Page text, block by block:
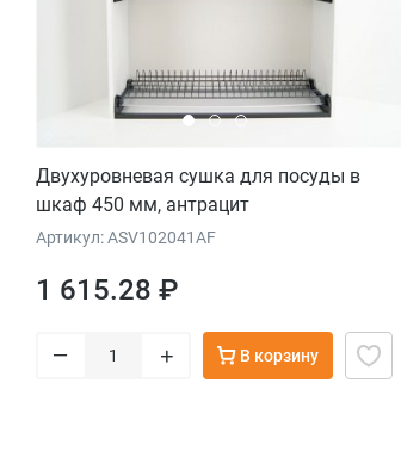
Двухуровневая сушка для посуды в
шкаф 450 мм, антрацит
Артикул: ASV102041AF
1 615.28 ₽
– + В корзину